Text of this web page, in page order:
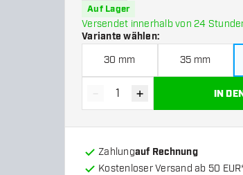
Auf Lager
Versendet innerhalb von 24
Variante wählen:
30 mm 35 mm
Menge verringern
- Menge erhöhen
+ IN
Zahlungauf Rechnung
Kostenloser Versand ab 50